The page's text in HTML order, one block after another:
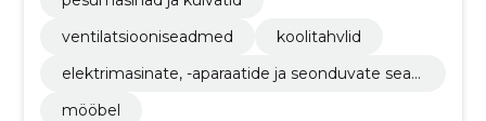
ventilatsiooniseadmed
koolitahvlid
elektrimasinate, -aparaatide ja seonduvate sead
mööbel